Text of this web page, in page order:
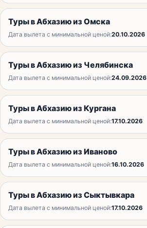
Туры в Абхазию из Омска
Дата вылета с минимальной ценой:20.10.2026
Туры в Абхазию из Челябинска
Дата вылета с минимальной ценой:24.09.2026
Туры в Абхазию из Кургана
Дата вылета с минимальной ценой:17.10.2026
Туры в Абхазию из Иваново
Дата вылета с минимальной ценой:16.10.2026
Туры в Абхазию из Сыктывкара
Дата вылета с минимальной ценой:17.10.2026